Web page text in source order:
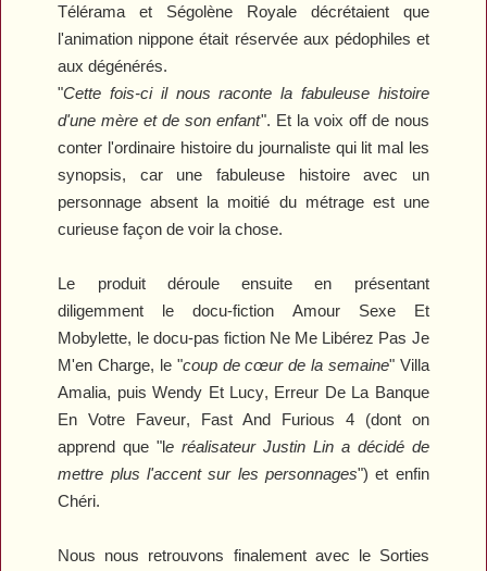
Télérama et Ségolène Royale décrétaient que
l'animation nippone était réservée aux pédophiles et
aux dégénérés.
"Cette fois-ci il nous raconte la fabuleuse histoire
d'une mère et de son enfant". Et la voix off de nous
conter l'ordinaire histoire du journaliste qui lit mal les
synopsis, car une fabuleuse histoire avec un
personnage absent la moitié du métrage est une
curieuse façon de voir la chose.
Le produit déroule ensuite en présentant
diligemment le docu-fiction Amour Sexe Et
Mobylette, le docu-pas fiction Ne Me Libérez Pas Je
M'en Charge, le "coup de cœur de la semaine" Villa
Amalia, puis Wendy Et Lucy, Erreur De La Banque
En Votre Faveur, Fast And Furious 4(dont on
apprend que "le réalisateur Justin Lin a décidé de
mettre plus l'accent sur les personnages") et enfin
Chéri.
Nous nous retrouvons finalement avec le Sorties